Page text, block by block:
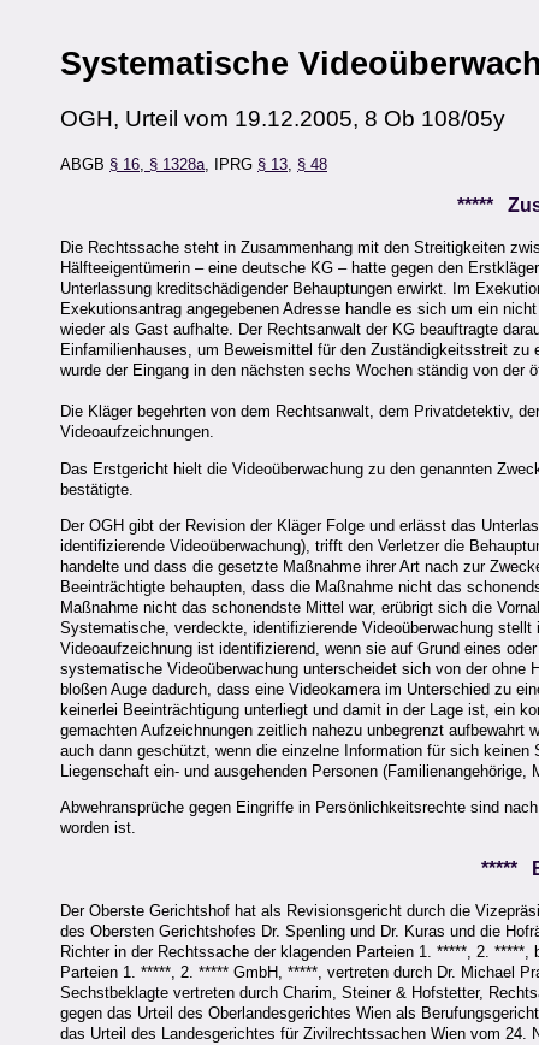
Systematische
OGH, Urteil vom 19.12.2005, 8 Ob 108/05y
ABGB § 16, § 1328a, IPRG § 13, § 48
*****
Die Rechtssache steht in Zusammenhang mit den Streitigkeiten
Hälfteeigentümerin – eine deutsche KG – hatte gegen den
Unterlassung kreditschädigender Behauptungen erwirkt. Im
Exekutionsantrag angegebenen Adresse handle es sich um ein
wieder als Gast aufhalte. Der Rechtsanwalt der KG beauftragte
Einfamilienhauses, um Beweismittel für den Zuständigkeitsstreit zu
wurde der Eingang in den nächsten sechs Wochen ständig von der
Die Kläger begehrten von dem Rechtsanwalt, dem Privatdetektiv,
Videoaufzeichnungen.
Das Erstgericht hielt die Videoüberwachung zu den genannten
bestätigte.
Der OGH gibt der Revision der Kläger Folge und erlässt das
identifizierende Videoüberwachung), trifft den Verletzer die
handelte und dass die gesetzte Maßnahme ihrer Art nach zur
Beeinträchtigte behaupten, dass die Maßnahme nicht das
Maßnahme nicht das schonendste Mittel war, erübrigt sich die
Systematische, verdeckte, identifizierende Videoüberwachung
Videoaufzeichnung ist identifizierend, wenn sie auf Grund eines
systematische Videoüberwachung unterscheidet sich von der
bloßen Auge dadurch, dass eine Videokamera im Unterschied zu
keinerlei Beeinträchtigung unterliegt und damit in der Lage ist, ein
gemachten Aufzeichnungen zeitlich nahezu unbegrenzt
auch dann geschützt, wenn die einzelne Information für sich
Liegenschaft ein- und ausgehenden Personen
Abwehransprüche gegen Eingriffe in Persönlichkeitsrechte sind
worden ist.
*****
Der Oberste Gerichtshof hat als Revisionsgericht durch die
des Obersten Gerichtshofes Dr. Spenling und Dr. Kuras und die
Richter in der Rechtssache der klagenden Parteien 1. *****, 2.
Parteien 1. *****, 2. ***** GmbH, *****, vertreten durch Dr. Michael
Sechstbeklagte vertreten durch Charim, Steiner & Hofstetter,
gegen das Urteil des Oberlandesgerichtes Wien als
das Urteil des Landesgerichtes für Zivilrechtssachen Wien vom